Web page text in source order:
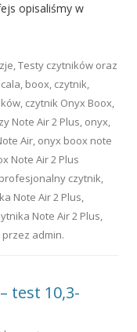
opisaliśmy w
,Testy czytników oraz
, boox, czytnik,
, czytnik Onyx Boox,
Note Air 2 Plus, onyx,
Air, onyx boox note
Note Air 2 Plus
profesjonalny czytnik,
Note Air 2 Plus,
Note Air 2 Plus,
przez admin.
test 10,3-